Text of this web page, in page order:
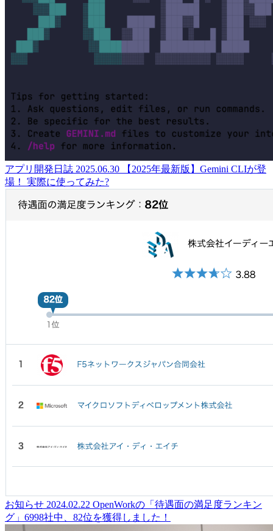
アプリ開発日誌 2025.06.30
【2025年最新版】Gemini CLIが登
場！ 実際に使ってみた?
お知らせ 2024.02.22 OpenWorkの「待遇面の満足度ランキン
グ」6998社中、82位を獲得しました！